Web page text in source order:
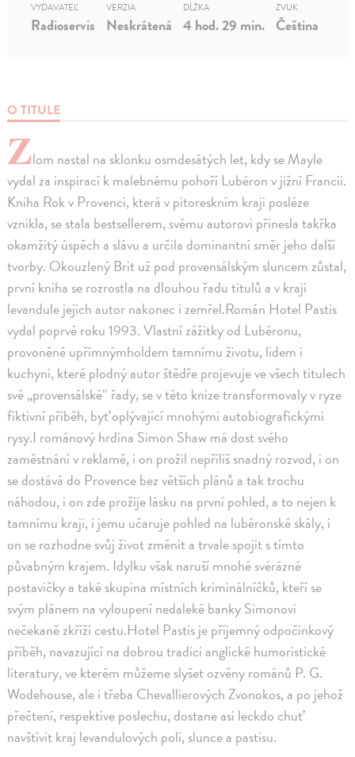
O TITULE
Zlom nastal na sklonku osmdesátých let, kdy se Mayle
vydal za inspirací k malebnému pohoří Lubéron v jižní Francii.
Kniha Rok v Provenci, která v pitoreskním kraji posléze
vznikla, se stala bestsellerem, svému autorovi přinesla takřka
okamžitý úspěch a slávu a určila dominantní směr jeho další
tvorby. Okouzlený Brit už pod provensálským sluncem zůstal,
první kniha se rozrostla na dlouhou řadu titulů a v kraji
levandule jejich autor nakonec i zemřel.Román Hotel Pastis
vydal poprvé roku 1993. Vlastní zážitky od Lubéronu,
provoněné upřímnýmholdem tamnímu životu, lidem i
kuchyni, které plodný autor štědře projevuje ve všech titulech
své „provensálské“ řady, se v této knize transformovaly v ryze
fiktivní příběh, byť oplývající mnohými autobiografickými
rysy.I románový hrdina Simon Shaw má dost svého
zaměstnání v reklamě, i on prožil nepříliš snadný rozvod, i on
se dostává do Provence bez větších plánů a tak trochu
náhodou, i on zde prožije lásku na první pohled, a to nejen k
tamnímu kraji, i jemu učaruje pohled na lubéronské skály, i
on se rozhodne svůj život změnit a trvale spojit s tímto
půvabným krajem. Idylku však naruší mnohé svérázné
postavičky a také skupina místních kriminálníčků, kteří se
svým plánem na vyloupení nedaleké banky Simonovi
nečekaně zkříží cestu.Hotel Pastis je příjemný odpočinkový
příběh, navazující na dobrou tradici anglické humoristické
literatury, ve kterém můžeme slyšet ozvěny románů P. G.
Wodehouse, ale i třeba Chevallierových Zvonokos, a po jehož
přečtení, respektive poslechu, dostane asi leckdo chuť
navštívit kraj levandulových polí, slunce a pastisu.
VYDAVATEĽ
Radioservis
VERZIA
Neskrátená
DĹŽKA
4 hod. 29 min.
ZVUK
Čeština